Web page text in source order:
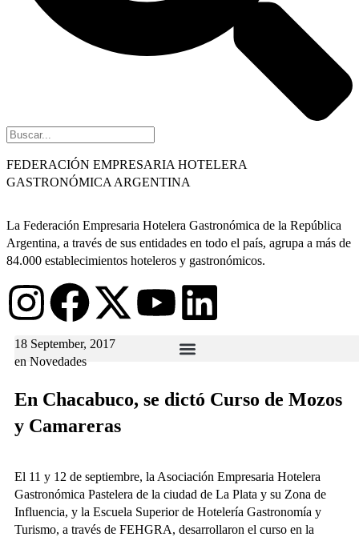
FEDERACIÓN EMPRESARIA HOTELERA
GASTRONÓMICA ARGENTINA
La Federación Empresaria Hotelera Gastronómica de la República
Argentina, a través de sus entidades en todo el país, agrupa a más de
84.000 establecimientos hoteleros y gastronómicos.
18 September, 2017
en Novedades
En Chacabuco, se dictó Curso de Mozos
y Camareras
El 11 y 12 de septiembre, la Asociación Empresaria Hotelera
Gastronómica Pastelera de la ciudad de La Plata y su Zona de
Influencia, y la Escuela Superior de Hotelería Gastronomía y
Turismo, a través de FEHGRA, desarrollaron el curso en la